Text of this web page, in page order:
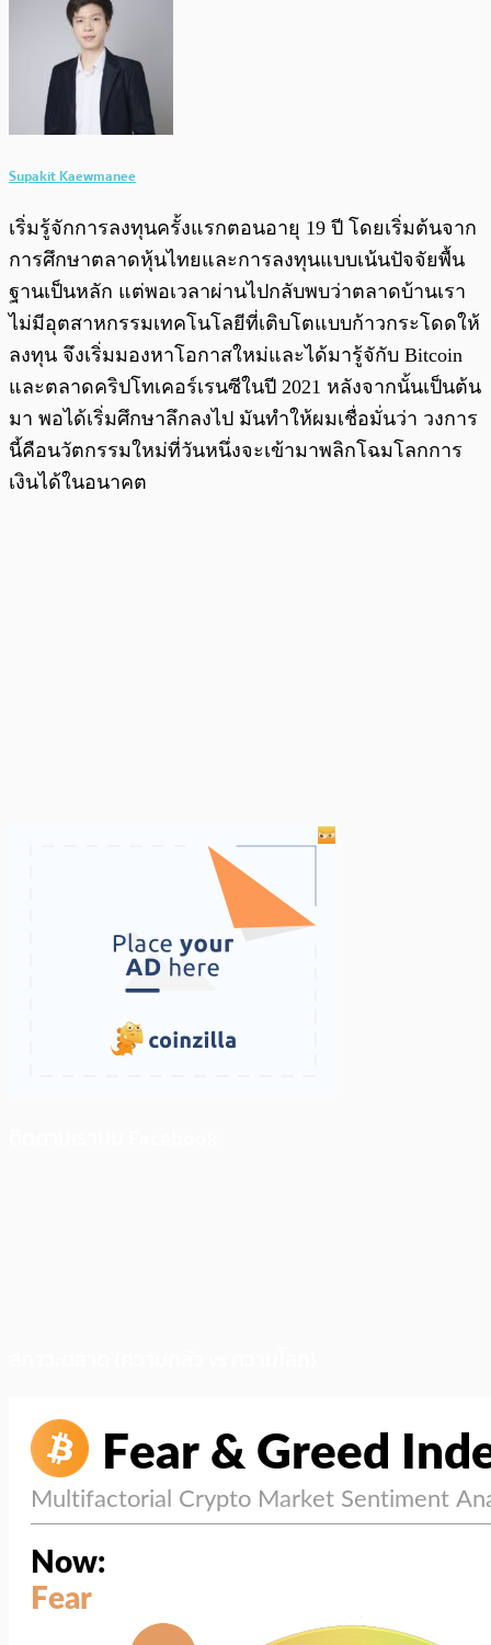
Supakit Kaewmanee
เริ่มรู้จักการลงทุนครั้งแรกตอนอายุ 19 ปี โดยเริ่มต้นจาก
การศึกษาตลาดหุ้นไทยและการลงทุนแบบเน้นปัจจัยพื้น
ฐานเป็นหลัก แต่พอเวลาผ่านไปกลับพบว่าตลาดบ้านเรา
ไม่มีอุตสาหกรรมเทคโนโลยีที่เติบโตแบบก้าวกระโดดให้
ลงทุน จึงเริ่มมองหาโอกาสใหม่และได้มารู้จักับ Bitcoin
และตลาดคริปโทเคอร์เรนซีในปี 2021 หลังจากนั้นเป็นต้น
มา พอได้เริ่มศึกษาลึกลงไป มันทำให้ผมเชื่อมั่นว่า วงการ
นี้คือนวัตกรรมใหม่ที่วันหนึ่งจะเข้ามาพลิกโฉมโลกการ
เงินได้ในอนาคต